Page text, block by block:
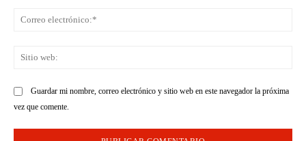
Guardar mi nombre, correo electrónico y sitio web en este navegador la próxima
vez que comente.